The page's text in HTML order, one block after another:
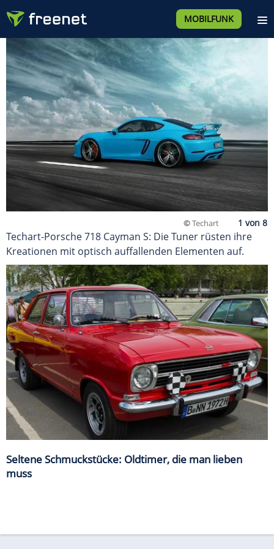
MOBILFUNK
©Techart
Techart-Porsche 718 Cayman S: Die Tuner rüsten ihre
Kreationen mit optisch auffallenden Elementen auf.
Seltene Schmuckstücke: Oldtimer, die man lieben
muss